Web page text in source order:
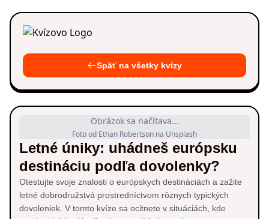
Späť na všetky kvízy
Obrázok sa načítava...
Foto od Ethan Robertson na Unsplash
Letné úniky: uhádneš európsku
destináciu podľa dovolenky?
Otestujte svoje znalosti o európskych destináciách a zažite
letné dobrodružstvá prostredníctvom rôznych typických
dovoleniek. V tomto kvíze sa ocitnete v situáciách, kde